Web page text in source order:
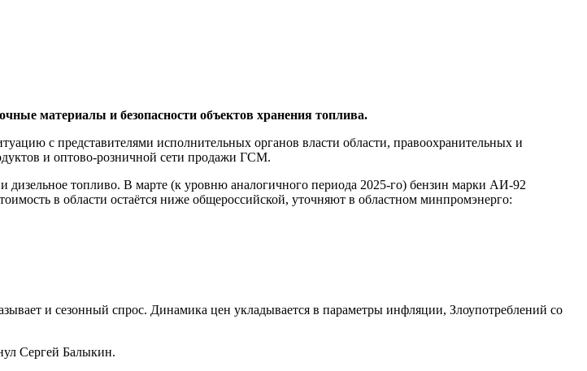
материалы и безопасности объектов хранения топлива.
с представителями исполнительных органов власти области, правоохранительных и
и оптово-розничной сети продажи ГСМ.
дизельное топливо. В марте (к уровню аналогичного периода 2025-го) бензин марки АИ-92
в области остаётся ниже общероссийской, уточняют в областном минпромэнерго:
и сезонный спрос. Динамика цен укладывается в параметры инфляции, Злоупотреблений со
Сергей Балыкин.